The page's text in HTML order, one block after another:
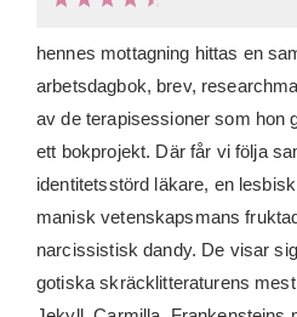
hennes mottagning hittas en
arbetsdagbok, brev,
av de terapisessioner som hon
ett bokprojekt. Där får vi följa
identitetsstörd läkare, en
manisk vetenskapsmans
narcissistisk dandy. De visar
gotiska skräcklitteraturens